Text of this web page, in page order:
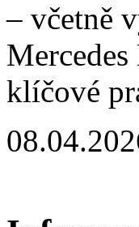
– včetně
klíčové